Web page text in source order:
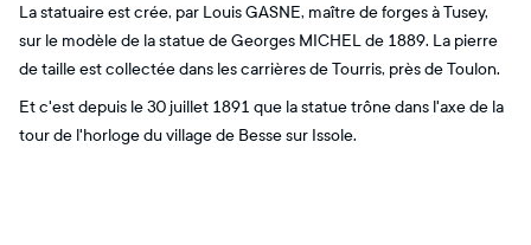
La statuaire est crée, par Louis GASNE, maître de forges à Tusey,
sur le modèle de la statue de Georges MICHEL de 1889. La pierre
de taille est collectée dans les carrières de Tourris, près de Toulon.
Et c'est depuis le 30 juillet 1891 que la statue trône dans l'axe de la
tour de l'horloge du village de Besse sur Issole.